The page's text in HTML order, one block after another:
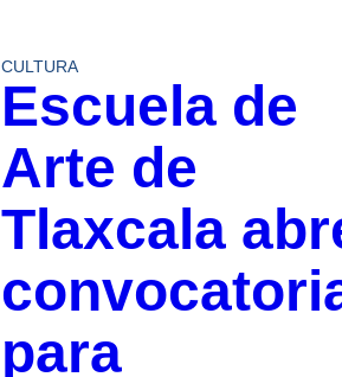
CULTURA
Escuela de
Arte de
Tlaxcala
para